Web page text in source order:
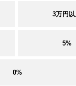
3万円
5%
0%